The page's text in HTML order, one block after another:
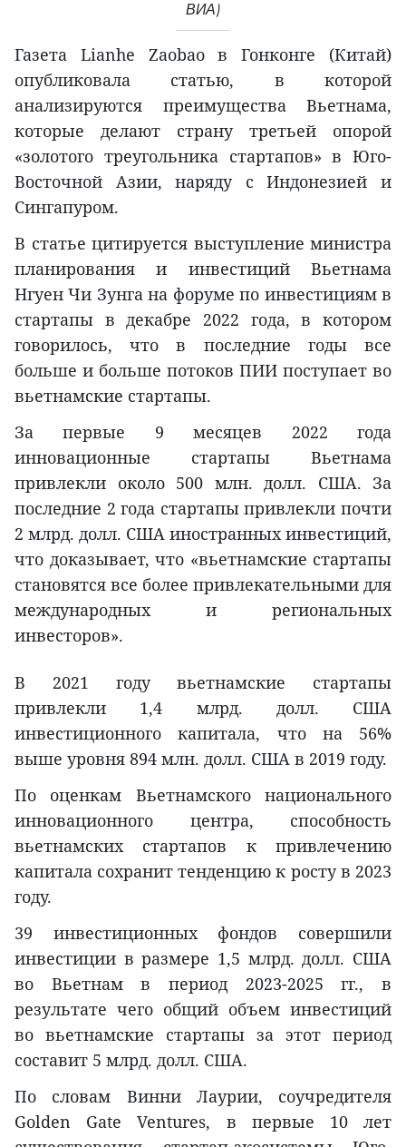
ВИА)
Газета Lianhe Zaobao в Гонконге (Китай)
опубликовала статью, в которой
анализируются преимущества Вьетнама,
которые делают страну третьей опорой
«золотого треугольника стартапов» в Юго-
Восточной Азии, наряду с Индонезией и
Сингапуром.
В статье цитируется выступление министра
планирования и инвестиций Вьетнама
Нгуен Чи Зунга на форуме по инвестициям в
стартапы в декабре 2022 года, в котором
говорилось, что в последние годы все
больше и больше потоков ПИИ поступает во
вьетнамские стартапы.
За первые 9 месяцев 2022 года
инновационные стартапы Вьетнама
привлекли около 500 млн. долл. США. За
последние 2 года стартапы привлекли почти
2 млрд. долл. США иностранных инвестиций,
что доказывает, что «вьетнамские стартапы
становятся все более привлекательными для
международных и региональных
инвесторов».
В 2021 году вьетнамские стартапы
привлекли 1,4 млрд. долл. США
инвестиционного капитала, что на 56%
выше уровня 894 млн. долл. США в 2019 году.
По оценкам Вьетнамского национального
инновационного центра, способность
вьетнамских стартапов к привлечению
капитала сохранит тенденцию к росту в 2023
году.
39 инвестиционных фондов совершили
инвестиции в размере 1,5 млрд. долл. США
во Вьетнам в период 2023-2025 гг., в
результате чего общий объем инвестиций
во вьетнамские стартапы за этот период
составит 5 млрд. долл. США.
По словам Винни Лаурии, соучредителя
Golden Gate Ventures, в первые 10 лет